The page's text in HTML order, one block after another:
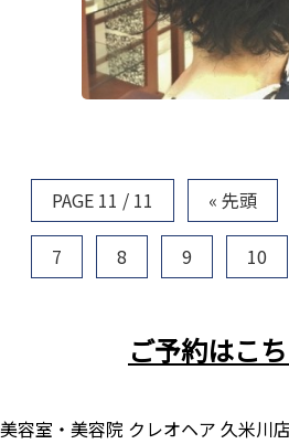
PAGE 11 / 11 « 先頭
7 8 9 10
ご予約はこ
美容室・美容院 クレオヘア 久米川